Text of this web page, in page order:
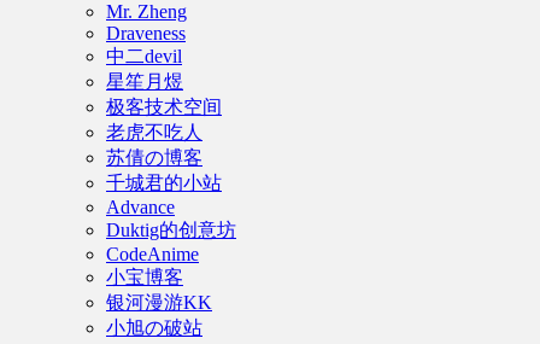
Mr. Zheng
Draveness
中二devil
星笙月煜
极客技术空间
老虎不吃人
苏倩の博客
千城君的小站
Advance
Duktig的创意坊
CodeAnime
小宝博客
银河漫游KK
小旭の破站